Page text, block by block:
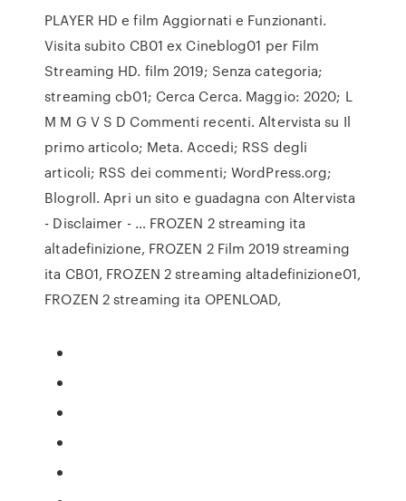
PLAYER HD e film Aggiornati e Funzionanti.
Visita subito CB01 ex Cineblog01 per Film
Streaming HD. film 2019; Senza categoria;
streaming cb01; Cerca Cerca. Maggio: 2020; L
M M G V S D Commenti recenti. Altervista su Il
primo articolo; Meta. Accedi; RSS degli
articoli; RSS dei commenti; WordPress.org;
Blogroll. Apri un sito e guadagna con Altervista
- Disclaimer - … FROZEN 2 streaming ita
altadefinizione, FROZEN 2 Film 2019 streaming
ita CB01, FROZEN 2 streaming altadefinizione01,
FROZEN 2 streaming ita OPENLOAD,